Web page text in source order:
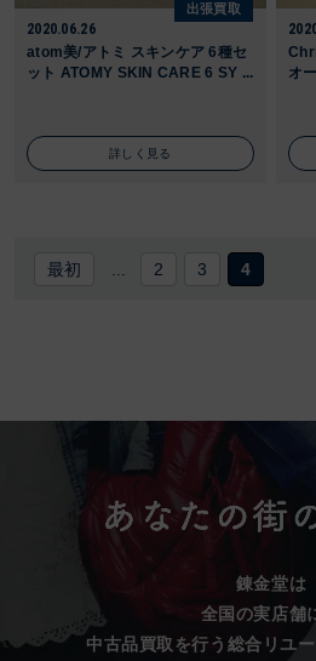
出張買取
2020.06.26
atom美/アトミ スキンケア 6種セ
ット ATOMY SKIN CARE 6 SY ...
詳しく見る
オ
最初 2 3 4
錬金堂は
全国の実店舗
中古品買取を行う総合リユー